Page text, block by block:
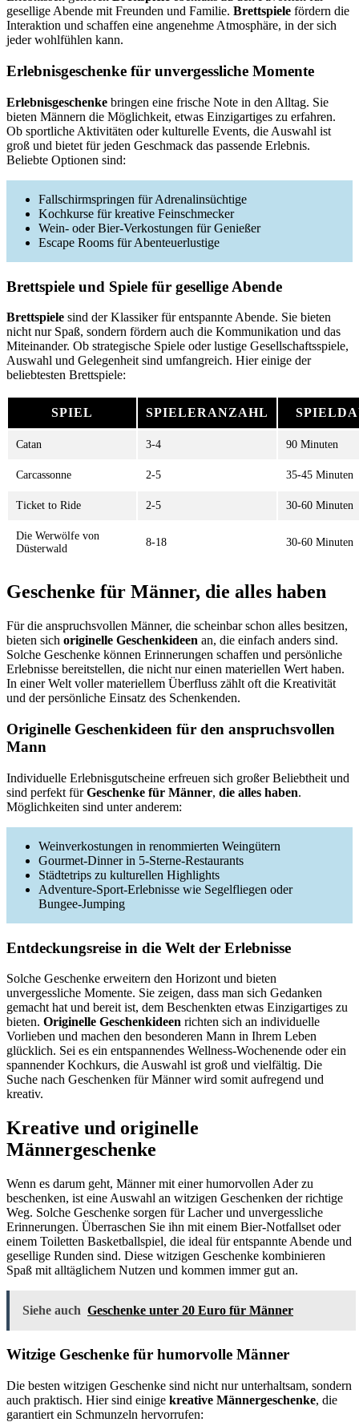
gesellige Abende mit Freunden und Familie. Brettspiele fördern die
Interaktion und schaffen eine angenehme Atmosphäre, in der sich
jeder wohlfühlen kann.
Erlebnisgeschenke für unvergessliche Momente
Erlebnisgeschenke bringen eine frische Note in den Alltag. Sie
bieten Männern die Möglichkeit, etwas Einzigartiges zu erfahren.
Ob sportliche Aktivitäten oder kulturelle Events, die Auswahl ist
groß und bietet für jeden Geschmack das passende Erlebnis.
Beliebte Optionen sind:
Fallschirmspringen für Adrenalinsüchtige
Kochkurse für kreative Feinschmecker
Wein- oder Bier-Verkostungen für Genießer
Escape Rooms für Abenteuerlustige
Brettspiele und Spiele für gesellige Abende
Brettspiele sind der Klassiker für entspannte Abende. Sie bieten
nicht nur Spaß, sondern fördern auch die Kommunikation und das
Miteinander. Ob strategische Spiele oder lustige Gesellschaftsspiele,
Auswahl und Gelegenheit sind umfangreich. Hier einige der
beliebtesten Brettspiele:
SPIEL SPIELERANZAHL
Catan 3-4 90 Minuten
Carcassonne 2-5 35-45 Minuten
Ticket to Ride 2-5 30-60 Minuten
Die Werwölfe von
Düsterwald
8-18 30-60 Minuten
Geschenke für Männer, die alles haben
Für die anspruchsvollen Männer, die scheinbar schon alles besitzen,
bieten sich originelle Geschenkideen an, die einfach anders sind.
Solche Geschenke können Erinnerungen schaffen und persönliche
Erlebnisse bereitstellen, die nicht nur einen materiellen Wert haben.
In einer Welt voller materiellem Überfluss zählt oft die Kreativität
und der persönliche Einsatz des Schenkenden.
Originelle Geschenkideen für den anspruchsvollen
Mann
Individuelle Erlebnisgutscheine erfreuen sich großer Beliebtheit und
sind perfekt fürGeschenke für Männer, die alles haben.
Möglichkeiten sind unter anderem:
Weinverkostungen in renommierten Weingütern
Gourmet-Dinner in 5-Sterne-Restaurants
Städtetrips zu kulturellen Highlights
Adventure-Sport-Erlebnisse wie Segelfliegen oder
Bungee-Jumping
Entdeckungsreise in die Welt der Erlebnisse
Solche Geschenke erweitern den Horizont und bieten
unvergessliche Momente. Sie zeigen, dass man sich Gedanken
gemacht hat und bereit ist, dem Beschenkten etwas Einzigartiges zu
bieten. Originelle Geschenkideen richten sich an individuelle
Vorlieben und machen den besonderen Mann in Ihrem Leben
glücklich. Sei es ein entspannendes Wellness-Wochenende oder ein
spannender Kochkurs, die Auswahl ist groß und vielfältig. Die
Suche nach Geschenken für Männer wird somit aufregend und
kreativ.
Kreative und originelle
Männergeschenke
Wenn es darum geht, Männer mit einer humorvollen Ader zu
beschenken, ist eine Auswahl an witzigen Geschenken der richtige
Weg. Solche Geschenke sorgen für Lacher und unvergessliche
Erinnerungen. Überraschen Sie ihn mit einem Bier-Notfallset oder
einem Toiletten Basketballspiel, die ideal für entspannte Abende und
gesellige Runden sind. Diese witzigen Geschenke kombinieren
Spaß mit alltäglichem Nutzen und kommen immer gut an.
Siehe auch Geschenke unter 20 Euro für Männer
Witzige Geschenke für humorvolle Männer
Die besten witzigen Geschenke sind nicht nur unterhaltsam, sondern
auch praktisch. Hier sind einige kreative Männergeschenke, die
garantiert ein Schmunzeln hervorrufen: